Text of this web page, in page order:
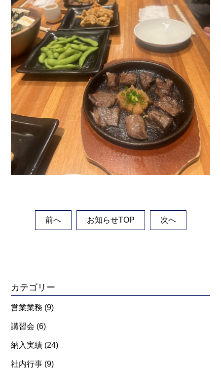
前へ お知らせTOP 次へ
カテゴリー
営業業務 (9)
講習会 (6)
納入実績 (24)
社内行事 (9)